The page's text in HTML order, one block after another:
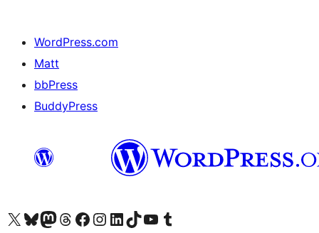
WordPress.com
Matt
bbPress
BuddyPress
Navštivte náš účet na X (dříve Twitter)
Navštivte náš Bluesky účetNavštivte náš účet Mastodon
Navštivte náš Threads účetNavštivte naši stránku na Facebooku
Navštivte náš Instagram účetNavštivte náš LinkedIn účetNavštivte náš TikTok účetNavštivte náš YouTube kanálNavštivte náš Tumblr účet